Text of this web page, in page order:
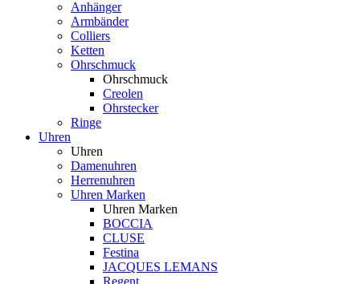
Anhänger
Armbänder
Colliers
Ketten
Ohrschmuck
Ohrschmuck
Creolen
Ohrstecker
Ringe
Uhren
Uhren
Damenuhren
Herrenuhren
Uhren Marken
Uhren Marken
BOCCIA
CLUSE
Festina
JACQUES LEMANS